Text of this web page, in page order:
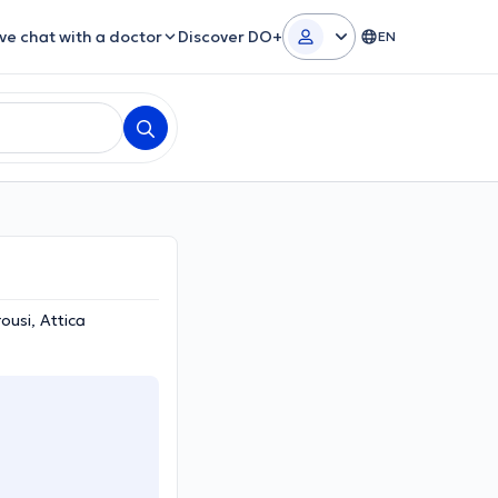
chat with a doctor Discover DO+ EN
Attica